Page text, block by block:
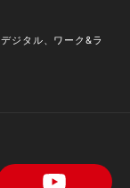
ジタル、ワーク&ラ